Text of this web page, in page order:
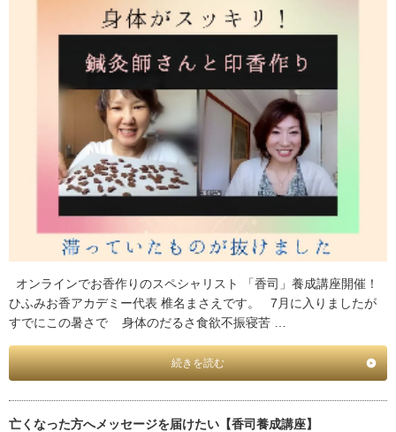
オンラインでお香作りのスペシャリスト 「香司」養成講座開催！
ひふみお香アカデミー代表 椎名まさえです。 7月に入りましたが
すでにこの暑さで 身体のだるさ食欲不振寝苦 …
続きを読む
亡くなった方へメッセージを届けたい【香司養成講座】